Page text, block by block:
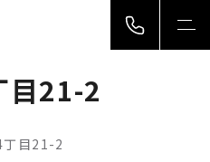
目21-2
丁目21-2